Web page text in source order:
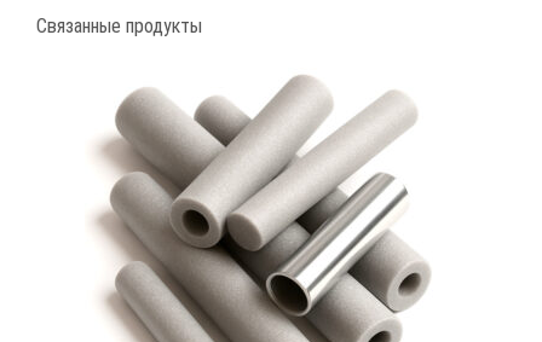
Связанные продукты